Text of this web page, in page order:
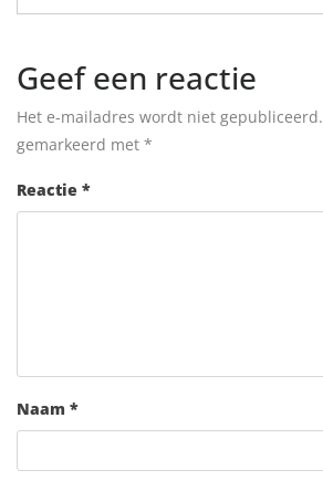
Geef een reactie
Het e-mailadres wordt niet gepubliceerd.
gemarkeerd met *
Reactie *
Naam *